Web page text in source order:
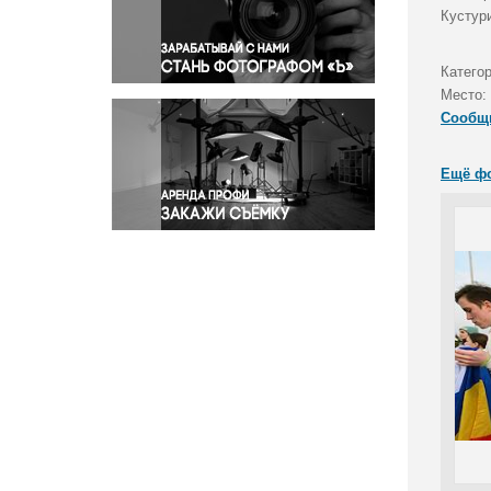
Правосудие
Происшествия и конфликты
Религия
Светская жизнь
Спорт
Экология
Экономика и бизнес
Место:
Ещё